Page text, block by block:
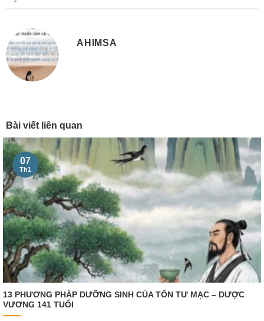
AHIMSA
Bài viết liên quan
13 PHƯƠNG PHÁP DƯỠNG SINH CỦA TÔN TƯ MẠC – DƯỢC
VƯƠNG 141 TUỔI
07
Th1